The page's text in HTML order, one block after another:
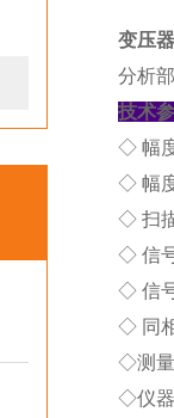
变压
分析
技术
◇ 幅
◇ 幅
◇ 扫
◇ 信
◇ 信
◇ 同
◇测量
◇仪器